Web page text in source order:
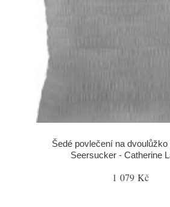
Šedé povlečení na
Seersucker - Catherine
1 079 Kč